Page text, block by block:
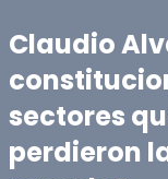
Claudio
sectores
perdieron